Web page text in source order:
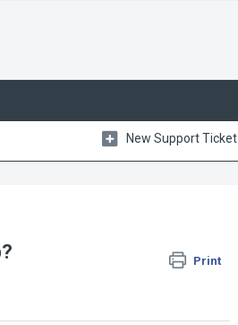
New Support Ticket
Print